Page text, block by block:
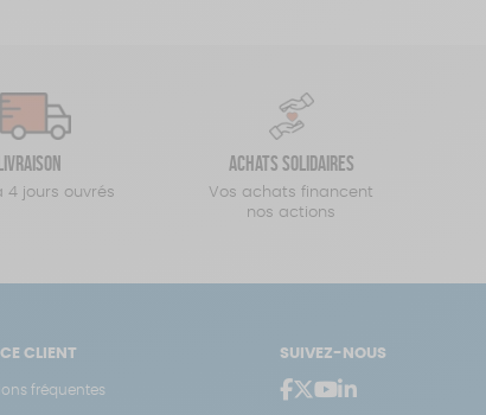
Livraison
4 jours ouvrés
Achats solidaires
Vos achats financent
nos actions
CLIENT
fréquentes
SUIVEZ-NOUS